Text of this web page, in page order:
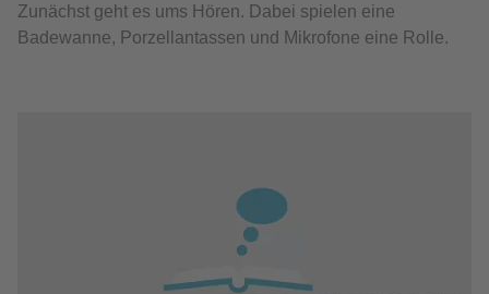
Zunächst geht es ums Hören. Dabei spielen eine
Badewanne, Porzellantassen und Mikrofone eine Rolle.